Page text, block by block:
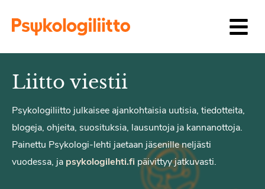
Liitto viestii
Psykologiliitto julkaisee ajankohtaisia uutisia, tiedotteita,
blogeja, ohjeita, suosituksia, lausuntoja ja kannanottoja.
Painettu Psykologi-lehti jaetaan jäsenille neljästi
vuodessa, ja psykologilehti.fi päivittyy jatkuvasti.